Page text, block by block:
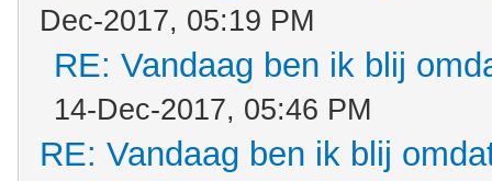
Dec-2017, 05:19 PM
RE: Vandaag ben ik blij
14-Dec-2017, 05:46 PM
RE: Vandaag ben ik blij